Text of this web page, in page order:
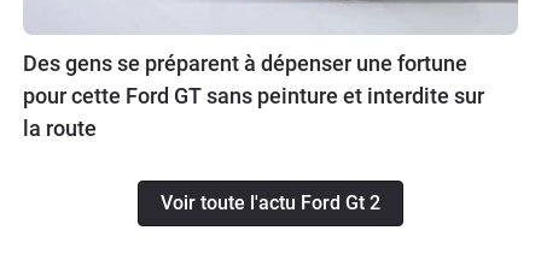
Des gens se préparent à dépenser une fortune
pour cette Ford GT sans peinture et interdite sur
la route
Voir toute l'actu Ford Gt 2